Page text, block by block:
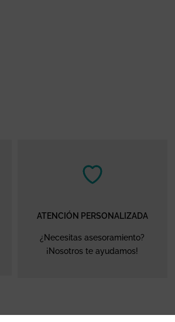
ATENCIÓN PERSONALIZADA
¿Necesitas asesoramiento?
¡Nosotros te ayudamos!